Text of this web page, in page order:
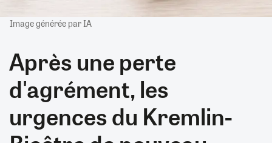
Image générée par IA
Après une perte
d'agrément, les
urgences du Kremlin-